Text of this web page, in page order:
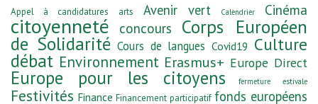
Appel à candidatures arts Avenir vert Calendrier Cinéma
citoyenneté concours Corps Européen
de Solidarité Cours de langues Covid19 Culture
débat Environnement Erasmus+ Europe Direct
Europe pour les citoyens fermeture estivale
Festivités Finance Financement participatif fonds européens